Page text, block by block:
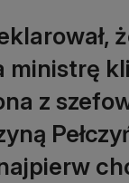
ministrę
z